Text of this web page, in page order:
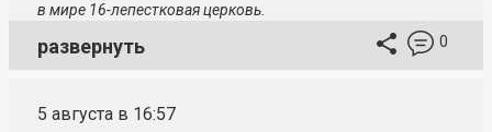
в мире 16-лепестковая церковь.
развернуть 0
5 августа в 16:57